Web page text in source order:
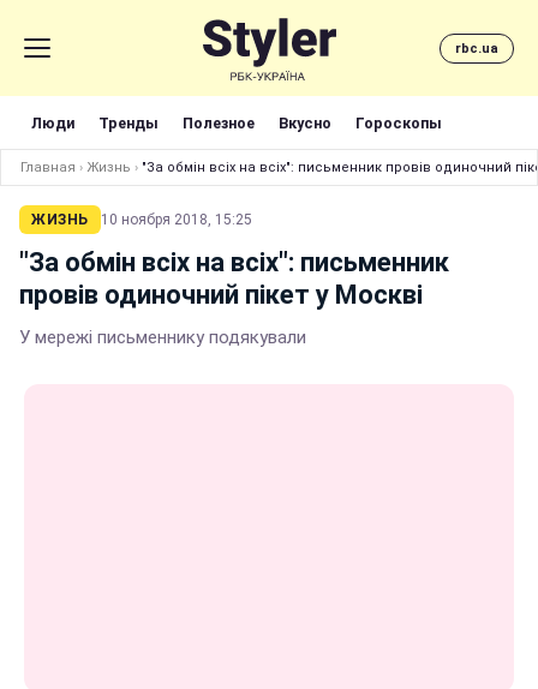
rbc.ua
Люди Тренды Полезное Вкусно Гороскопы
Главная › Жизнь › "За обмін всіх на всіх": письменник провів одиночний
ЖИЗНЬ 10 ноября 2018, 15:25
"За обмін всіх на всіх": письменник
провів одиночний пікет у Москві
У мережі письменнику подякували